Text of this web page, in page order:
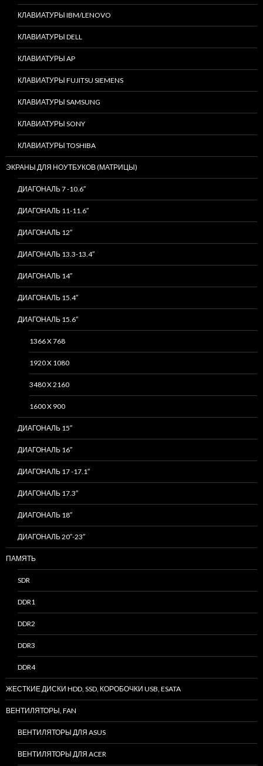
КЛАВИАТУРЫ IBM/LENOVO
КЛАВИАТУРЫ DELL
КЛАВИАТУРЫ AP
КЛАВИАТУРЫ FUJITSU SIEMENS
КЛАВИАТУРЫ SAMSUNG
КЛАВИАТУРЫ SONY
КЛАВИАТУРЫ TOSHIBA
ЭКРАНЫ ДЛЯ НОУТБУКОВ (МАТРИЦЫ)
ДИАГОНАЛЬ 7 -10.6″
ДИАГОНАЛЬ 11-11.6″
ДИАГОНАЛЬ 12″
ДИАГОНАЛЬ 13.3-13.4″
ДИАГОНАЛЬ 14″
ДИАГОНАЛЬ 15.4″
ДИАГОНАЛЬ 15.6″
1366 X 768
1920 X 1080
3480 X 2160
1600 X 900
ДИАГОНАЛЬ 15″
ДИАГОНАЛЬ 16″
ДИАГОНАЛЬ 17 -17.1″
ДИАГОНАЛЬ 17.3″
ДИАГОНАЛЬ 18″
ДИАГОНАЛЬ 20″-23″
ПАМЯТЬ
SDR
DDR1
DDR2
DDR3
DDR4
ЖЕСТКИЕ ДИСКИ HDD, SSD, КОРОБОЧКИ USB, ESATA
ВЕНТИЛЯТОРЫ, FAN
ВЕНТИЛЯТОРЫ ДЛЯ ASUS
ВЕНТИЛЯТОРЫ ДЛЯ ACER